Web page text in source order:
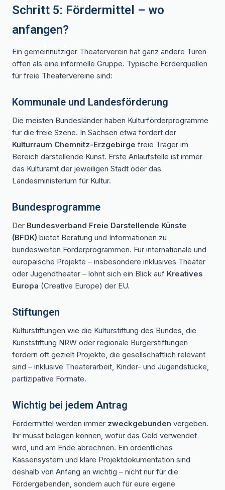
Schritt 5: Fördermittel – wo
anfangen?
Ein gemeinnütziger Theaterverein hat ganz andere Türen
offen als eine informelle Gruppe. Typische Förderquellen
für freie Theatervereine sind:
Kommunale und Landesförderung
Die meisten Bundesländer haben Kulturförderprogramme
für die freie Szene. In Sachsen etwa fördert der
Kulturraum Chemnitz-Erzgebirge freie Träger im
Bereich darstellende Kunst. Erste Anlaufstelle ist immer
das Kulturamt der jeweiligen Stadt oder das
Landesministerium für Kultur.
Bundesprogramme
Der Bundesverband Freie Darstellende Künste
(BFDK) bietet Beratung und Informationen zu
bundesweiten Förderprogrammen. Für internationale und
europäische Projekte – insbesondere inklusives Theater
oder Jugendtheater – lohnt sich ein Blick auf Kreatives
Europa (Creative Europe) der EU.
Stiftungen
Kulturstiftungen wie die Kulturstiftung des Bundes, die
Kunststiftung NRW oder regionale Bürgerstiftungen
fördern oft gezielt Projekte, die gesellschaftlich relevant
sind – inklusive Theaterarbeit, Kinder- und Jugendstücke,
partizipative Formate.
Wichtig bei jedem Antrag
Fördermittel werden immer zweckgebunden vergeben.
Ihr müsst belegen können, wofür das Geld verwendet
wird, und am Ende abrechnen. Ein ordentliches
Kassensystem und klare Projektdokumentation sind
deshalb von Anfang an wichtig – nicht nur für die
Fördergebenden, sondern auch für eure eigene